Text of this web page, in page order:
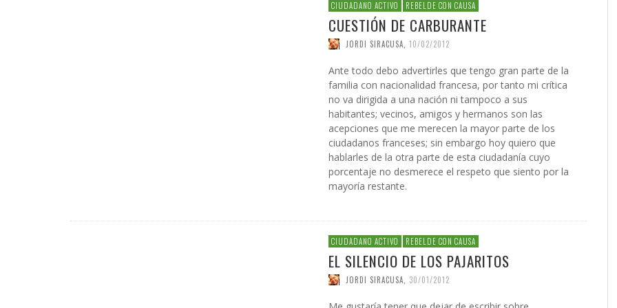
SERGIO FERRARI
REDACCIÓN, 22/05/2026
NACIONAL PUERTO RICO Y
COALICIÓN PARA EL FUTURO
POLÍTICO DE PUERTO RICO (II)
EDWIN ORTÍZ 24/07/2026
COALICIÓN PARA EL FUTURO
POLÍTICO DE PUERTO RICO (I)
JOSÉ JAVIER AGUILERA FRAGOSO,
23/
PLATAFORMA GLOBAL DEL
CARLOS GARCÍA GUERRERO, 02/02/2026
10/
LENIN CARDOZO, 29/06/2026
CIUDADANO ACTIVO REBELDE CON CAUSA
CUESTIÓN DE CARBURANTE
JORDI SIRACUSA 10/02/2012
Ante todo debo advertirles que tengo gran parte de la
familia con nacionalidad francesa, por tanto mi crítica
no va dirigida a una nación ni tampoco a sus
habitantes; vecinos, amigos y hermanos son las
acepciones que me merecen la mayor parte de los
ciudadanos franceses; sin embargo hoy quiero que
hablarles de la otra parte de esta ciudadanía cuyo
porcentaje no desmerece el respeto que siento por la
mayoría restante.
CIUDADANO ACTIVO REBELDE CON CAUSA
EL SILENCIO DE LOS PAJARITOS
JORDI SIRACUSA 30/01/2012